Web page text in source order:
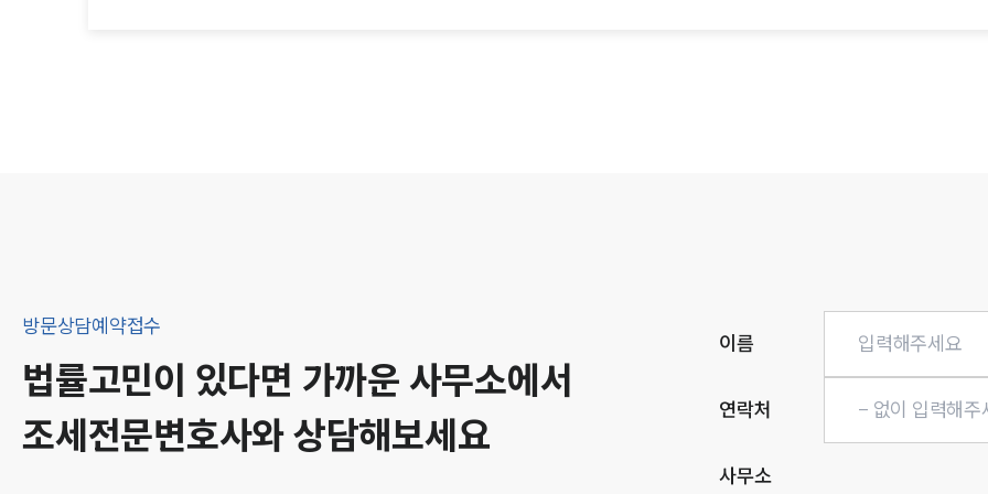
방문상담예약접수
법률고민이 있다면 가까운 사무소에서
조세전문변호사와 상담해보세요
이름
연락처
사무소